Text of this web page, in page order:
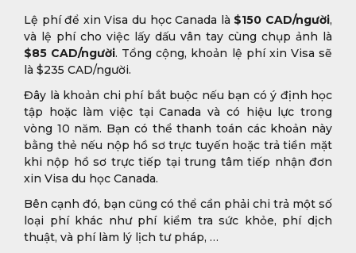
Lệ phí để xin Visa du học Canada là $150 CAD/người,
và lệ phí cho việc lấy dấu vân tay cùng chụp ảnh là
$85 CAD/người. Tổng cộng, khoản lệ phí xin Visa sẽ
là $235 CAD/người.
Đây là khoản chi phí bắt buộc nếu bạn có ý định học
tập hoặc làm việc tại Canada và có hiệu lực trong
vòng 10 năm. Bạn có thể thanh toán các khoản này
bằng thẻ nếu nộp hồ sơ trực tuyến hoặc trả tiền mặt
khi nộp hồ sơ trực tiếp tại trung tâm tiếp nhận đơn
xin Visa du học Canada.
Bên cạnh đó, bạn cũng có thể cần phải chi trả một số
loại phí khác như phí kiểm tra sức khỏe, phí dịch
thuật, và phí làm lý lịch tư pháp, …